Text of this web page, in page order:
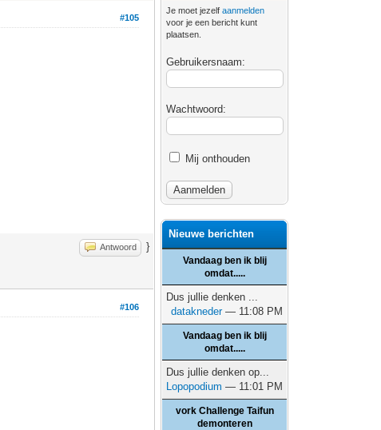
#105
Antwoord }
#106
Je moet jezelfaanmelden
voor je een bericht kunt
plaatsen.
Gebruikersnaam:
Wachtwoord:
Mij onthouden
Nieuwe berichten
Vandaag ben ik blij
omdat.....
Dus jullie denken ...
datakneder— 11:08 PM
Vandaag ben ik blij
omdat.....
Dus jullie denken op...
Lopopodium — 11:01 PM
vork Challenge Taifun
demonteren